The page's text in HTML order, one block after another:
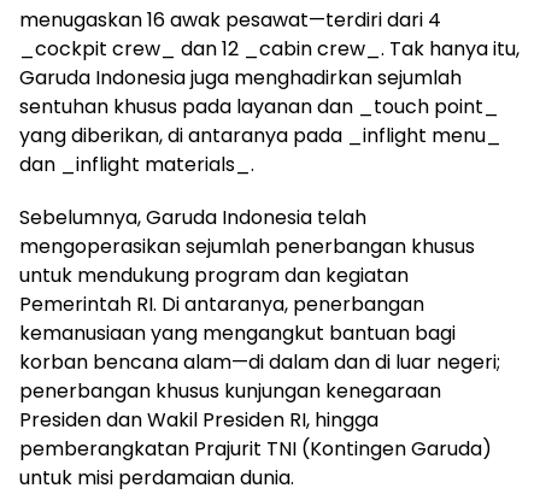
menugaskan 16 awak pesawat—terdiri dari 4
_cockpit crew_ dan 12 _cabin crew_. Tak hanya itu,
Garuda Indonesia juga menghadirkan sejumlah
sentuhan khusus pada layanan dan _touch point_
yang diberikan, di antaranya pada _inflight menu_
dan _inflight materials_.
Sebelumnya, Garuda Indonesia telah
mengoperasikan sejumlah penerbangan khusus
untuk mendukung program dan kegiatan
Pemerintah RI. Di antaranya, penerbangan
kemanusiaan yang mengangkut bantuan bagi
korban bencana alam—di dalam dan di luar negeri;
penerbangan khusus kunjungan kenegaraan
Presiden dan Wakil Presiden RI, hingga
pemberangkatan Prajurit TNI (Kontingen Garuda)
untuk misi perdamaian dunia.